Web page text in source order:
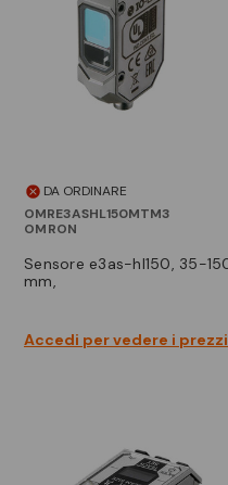
DA ORDINARE
OMRE3ASHL150MTM3
OMRON
sensore e3as-hl150, 35-150
mm,
Accedi per vedere i prezzi